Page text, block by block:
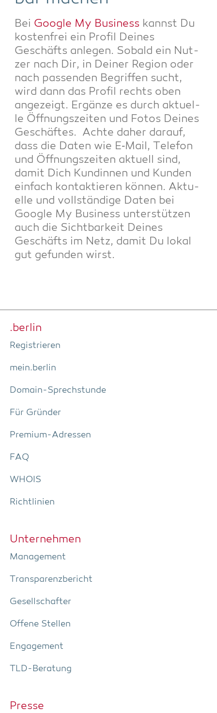
Bei Goog­le My Busi­ness kannst Du
kos­ten­frei ein Pro­fil Dei­nes
Geschäfts anle­gen. Sobald ein Nut­
zer nach Dir, in Dei­ner Regi­on oder
nach pas­sen­den Begrif­fen sucht,
wird dann das Pro­fil rechts oben
ange­zeigt. Ergän­ze es durch aktu­el­
le Öff­nungs­zei­ten und Fotos Dei­nes
Geschäf­tes. Ach­te daher dar­auf,
dass die Daten wie E‑Mail, Tele­fon
und Öff­nungs­zei­ten aktu­ell sind,
damit Dich Kun­din­nen und Kun­den
ein­fach kon­tak­tie­ren kön­nen. Aktu­
el­le und voll­stän­di­ge Daten bei
Goog­le My Busi­ness unter­stüt­zen
auch die Sicht­bar­keit Dei­nes
Geschäfts im Netz, damit Du lokal
gut gefun­den wirst.
.ber­lin
Regis­trie­ren
mein.berlin
Domain-Sprech­stun­de
Für Grün­der
Pre­­mi­um-Adres­­sen
FAQ
WHOIS
Richt­li­ni­en
Unter­neh­men
Manage­ment
Trans­pa­renz­be­richt
Gesell­schaf­ter
Offe­ne Stellen
Enga­ge­ment
TLD-Bera­tung
Pres­se